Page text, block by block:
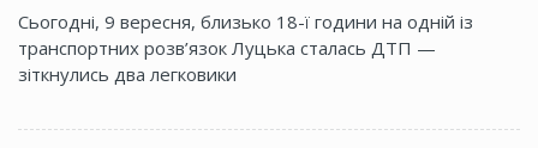
Сьогодні, 9 вересня, близько 18-ї години на одній із
транспортних розв’язок Луцька сталась ДТП —
зіткнулись два легковики